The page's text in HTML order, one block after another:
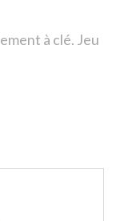
à clé. Jeu